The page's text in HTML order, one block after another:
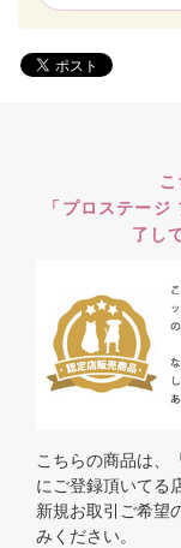
こ
「プロステー
了し
こちらの商品は、
にご登録頂いてる
新規お取引ご希望
みください。